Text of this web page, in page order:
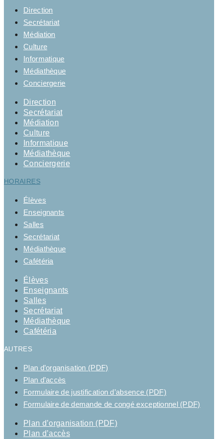
Direction
Secrétariat
Médiation
Culture
Informatique
Médiathèque
Conciergerie
Direction
Secrétariat
Médiation
Culture
Informatique
Médiathèque
Conciergerie
HORAIRES
Élèves
Enseignants
Salles
Secrétariat
Médiathèque
Cafétéria
Élèves
Enseignants
Salles
Secrétariat
Médiathèque
Cafétéria
AUTRES
Plan d’organisation (PDF)
Plan d’accès
Formulaire de justification d’absence (PDF)
Formulaire de demande de congé exceptionnel (PDF)
Plan d’organisation (PDF)
Plan d’accès